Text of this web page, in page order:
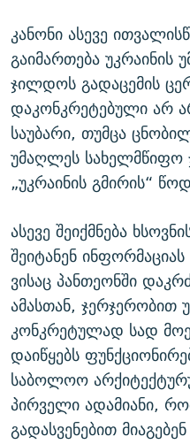
კანონი ასევე
გაიმართება
ჯილდოს გადაცემის
დაკონკრეტებული არ
საუბარი, თუმცა
უმაღლეს
„უკრაინის გმირის“
ასევე შეიქმნება
შეიტანენ
ვისაც პანთეონში
ამასთან, ჯერჯერობით
კონკრეტულად სად
დაიწყებს
საბოლოო
პირველი ადამიანი,
გადასვენებით